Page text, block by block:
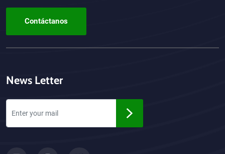
Contáctanos
News Letter